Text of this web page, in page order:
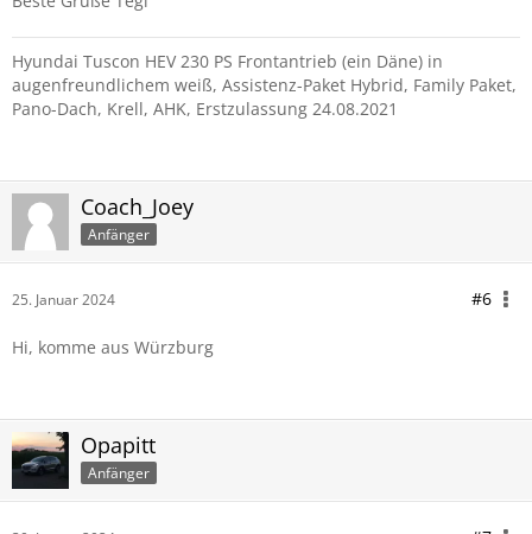
Hyundai Tuscon HEV 230 PS Frontantrieb (ein Däne) in
augenfreundlichem weiß, Assistenz-Paket Hybrid, Family Paket,
Pano-Dach, Krell, AHK, Erstzulassung 24.08.2021
Coach_Joey
Anfänger
25. Januar 2024 #6
Hi, komme aus Würzburg
Opapitt
Anfänger